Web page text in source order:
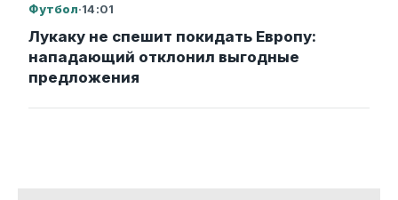
Футбол·14:01
Лукаку не спешит покидать Европу:
нападающий отклонил выгодные
предложения